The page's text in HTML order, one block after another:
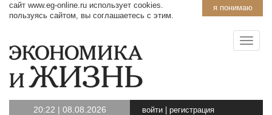
я понимаю
сайт www.eg-online.ru использует cookies.
пользуясь сайтом, вы соглашаетесь с этим.
20:22 | 08.08.2026 войти регистрация